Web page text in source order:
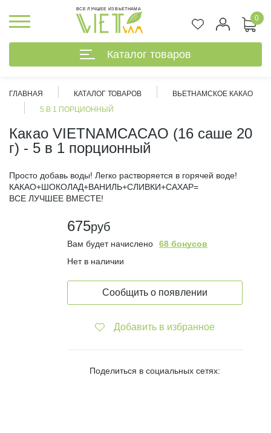
ВСЕ ЛУЧШЕЕ ИЗ ВЬЕТНАМА
0
Каталог товаров
ГЛАВНАЯ КАТАЛОГ ТОВАРОВ
ВЬЕТНАМСКОЕ КАКАО
5 В 1 ПОРЦИОННЫЙ
Какао VIETNAMCACAO (16 саше 20
г) - 5 в 1 порционный
Просто добавь воды! Легко растворяется в горячей воде!
КАКАО+ШОКОЛАД+ВАНИЛЬ+СЛИВКИ+САХАР=
ВСЕ ЛУЧШЕЕ ВМЕСТЕ!
675руб
Вам будет начислено
68 бонусов
Нет в наличии
Сообщить о появлении
Добавить в избранное
Поделиться в социальных сетях: